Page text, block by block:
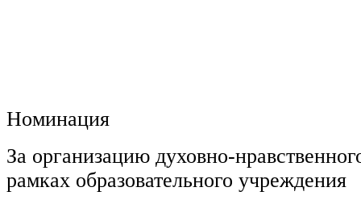
Номинация
За организацию духовно-
рамках образовательного учреждения